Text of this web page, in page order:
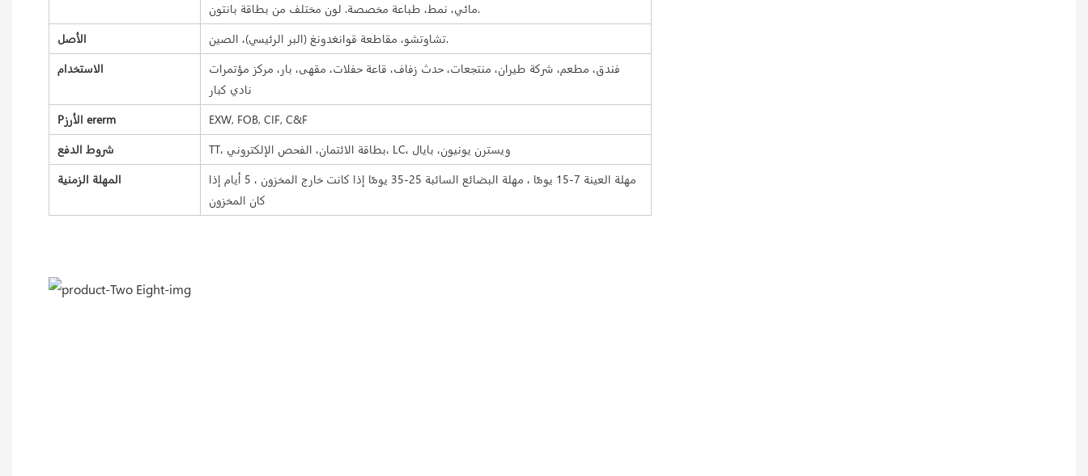
مائي، نمط، طباعة مخصصة. لون مختلف من بطاقة بانتون.
الأصل
تشاوتشو، مقاطعة قوانغدونغ (البر الرئيسي)، الصين.
الاستخدام
فندق، مطعم، شركة طيران، منتجعات، حدث زفاف، قاعة حفلات، مقهى، بار، مركز مؤتمرات
نادي كبار
Pالأرز ererm
EXW, FOB, CIF, C&F
شروط الدفع
TT، بطاقة الائتمان، الفحص الإلكتروني، LC، ويسترن يونيون، بايال
المهلة الزمنية
مهلة العينة 7-15 يومًا ، مهلة البضائع السائبة 25-35 يومًا إذا كانت خارج المخزون ، 5 أيام إذا
كان المخزون